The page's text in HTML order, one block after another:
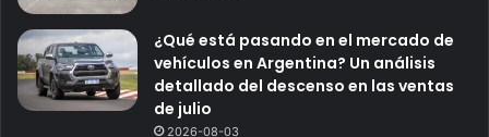
¿Qué está pasando en el mercado de
vehículos en Argentina? Un análisis
detallado del descenso en las ventas
de julio
2026-08-03